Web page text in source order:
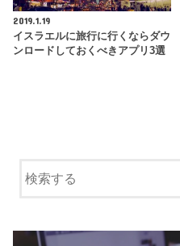
2019.1.19
イスラエルに旅行に行くならダウ
ンロードしておくべきアプリ3選